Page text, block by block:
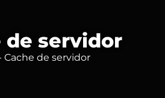
de servidor
Cache de servidor